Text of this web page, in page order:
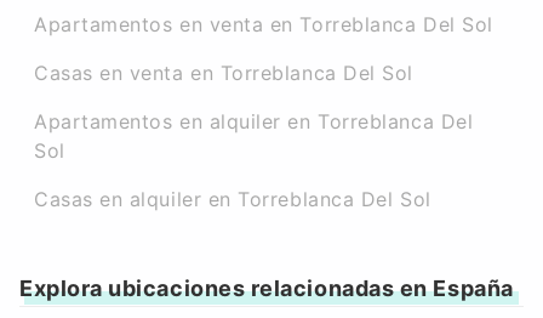
Apartamentos en venta en Torreblanca Del Sol
Casas en venta en Torreblanca Del Sol
Apartamentos en alquiler en Torreblanca Del
Sol
Casas en alquiler en Torreblanca Del Sol
Explora ubicaciones relacionadas en España